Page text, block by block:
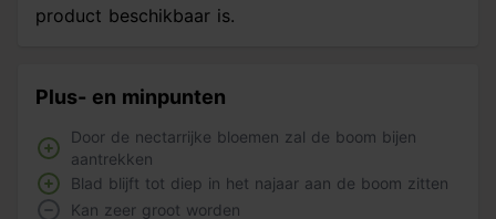
product beschikbaar is.
Plus- en minpunten
Door de nectarrijke bloemen zal de boom bijen
aantrekken
Blad blijft tot diep in het najaar aan de boom zitten
Kan zeer groot worden